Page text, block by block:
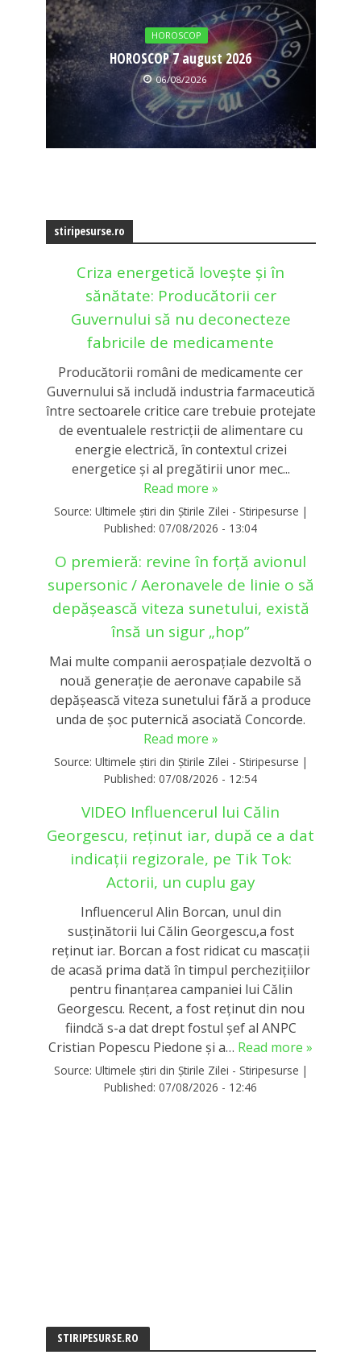
HOROSCOP
HOROSCOP 7 august 2026
06/08/2026
stiripesurse.ro
Criza energetică lovește și în
sănătate: Producătorii cer
Guvernului să nu deconecteze
fabricile de medicamente
Producătorii români de medicamente cer
Guvernului să includă industria farmaceutică
între sectoarele critice care trebuie protejate
de eventualele restricții de alimentare cu
energie electrică, în contextul crizei
energetice și al pregătirii unor mec...
Read more »
Source: Ultimele știri din Știrile Zilei - Stiripesurse |
Published: 07/08/2026 - 13:04
O premieră: revine în forță avionul
supersonic / Aeronavele de linie o să
depășească viteza sunetului, există
însă un sigur „hop”
Mai multe companii aerospațiale dezvoltă o
nouă generație de aeronave capabile să
depășească viteza sunetului fără a produce
unda de șoc puternică asociată Concorde.
Read more »
Source: Ultimele știri din Știrile Zilei - Stiripesurse |
Published: 07/08/2026 - 12:54
VIDEO Influencerul lui Călin
Georgescu, reținut iar, după ce a dat
indicații regizorale, pe Tik Tok:
Actorii, un cuplu gay
Influencerul Alin Borcan, unul din
susținătorii lui Călin Georgescu,a fost
reținut iar. Borcan a fost ridicat cu mascații
de acasă prima dată în timpul perchezițiilor
pentru finanțarea campaniei lui Călin
Georgescu. Recent, a fost reținut din nou
fiindcă s-a dat drept fostul șef al ANPC
Cristian Popescu Piedone și a… Read more »
Source: Ultimele știri din Știrile Zilei - Stiripesurse |
Published: 07/08/2026 - 12:46
STIRIPESURSE.RO